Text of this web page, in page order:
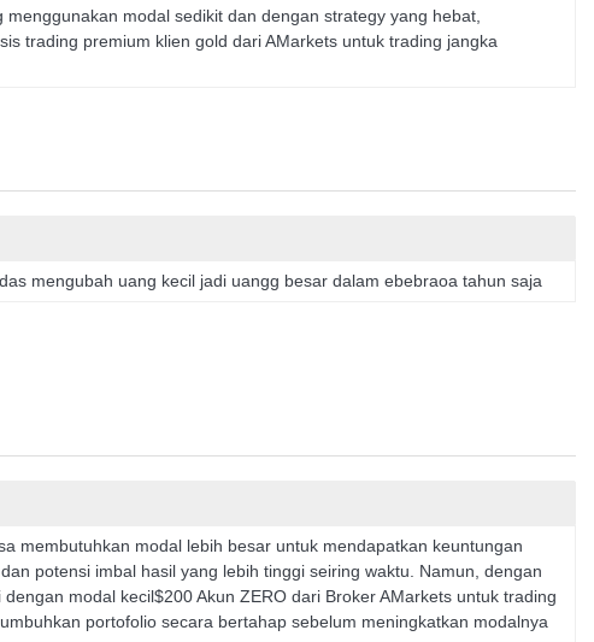
modal sedikit dan dengan strategy yang hebat,
trading premium klien gold dari AMarkets untuk trading jangka
mengubah uang kecil jadi uangg besar dalam ebebraoa tahun saja
membutuhkan modal lebih besar untuk mendapatkan keuntungan
potensi imbal hasil yang lebih tinggi seiring waktu. Namun, dengan
modal kecil$200 Akun ZERO dari Broker AMarkets untuk trading
portofolio secara bertahap sebelum meningkatkan modalnya